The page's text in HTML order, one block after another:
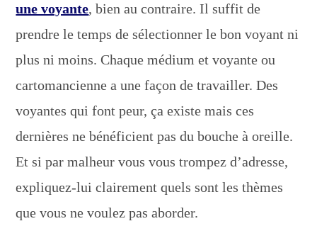
une voyante, bien au contraire. Il suffit de
prendre le temps de sélectionner le bon voyant ni
plus ni moins. Chaque médium et voyante ou
cartomancienne a une façon de travailler. Des
voyantes qui font peur, ça existe mais ces
dernières ne bénéficient pas du bouche à oreille.
Et si par malheur vous vous trompez d’adresse,
expliquez-lui clairement quels sont les thèmes
que vous ne voulez pas aborder.